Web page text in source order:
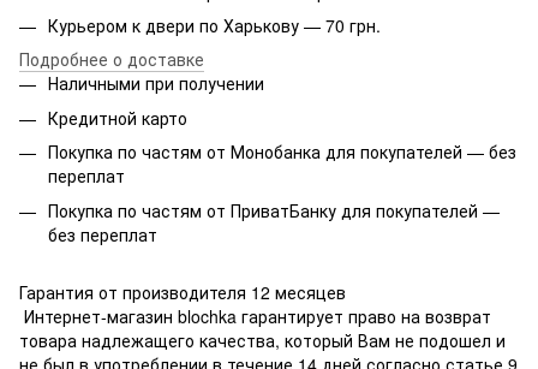
Курьером к двери по Харькову — 70 грн.
Подробнее о доставке
Наличными при получении
Кредитной карто
Покупка по частям от Монобанка для покупателей — без
переплат
Покупка по частям от ПриватБанку для покупателей —
без переплат
Гарантия от производителя 12 месяцев
Интернет-магазин blochka гарантирует право на возврат
товара надлежащего качества, который Вам не подошел и
не был в употреблении в течение 14 дней согласно статье 9